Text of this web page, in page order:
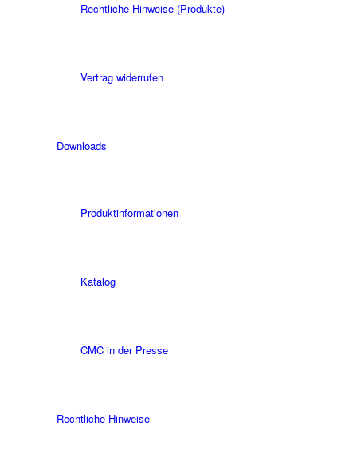
Rechtliche Hinweise (Produkte)
Vertrag widerrufen
Downloads
Produktinformationen
Katalog
CMC in der Presse
Rechtliche Hinweise